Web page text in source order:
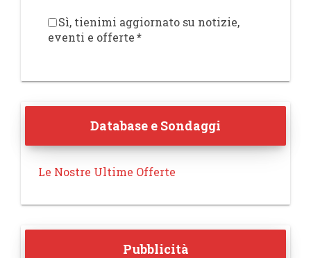
Sì, tienimi aggiornato su notizie,
eventi e offerte*
Database e Sondaggi
Le Nostre Ultime Offerte
Pubblicità